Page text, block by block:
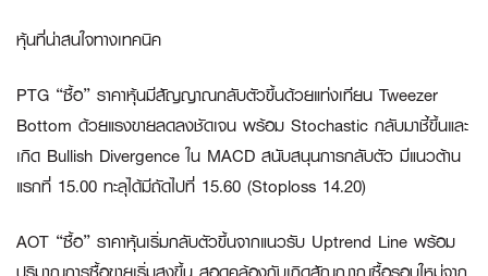
หุ้นที่น่าสนใจทางเทคนิค
PTG “ซื้อ” ราคาหุ้นมีสัญญาณกลับตัวขึ้นด้วยแท่งเทียน Tweezer
Bottom ด้วยแรงขายลดลงชัดเจน พร้อม Stochastic กลับมาชี้ขึ้นและ
เกิด Bullish Divergence ใน MACD สนับสนุนการกลับตัว มีแนวต้าน
แรกที่ 15.00 ทะลุได้มีถัดไปที่ 15.60 (Stoploss 14.20)
AOT “ซื้อ” ราคาหุ้นเริ่มกลับตัวขึ้นจากแนวรับ Uptrend Line พร้อม